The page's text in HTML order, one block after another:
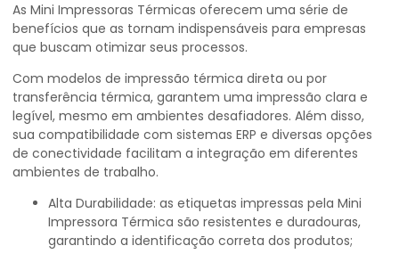
As Mini Impressoras Térmicas oferecem uma série de
benefícios que as tornam indispensáveis para empresas
que buscam otimizar seus processos.
Com modelos de impressão térmica direta ou por
transferência térmica, garantem uma impressão clara e
legível, mesmo em ambientes desafiadores. Além disso,
sua compatibilidade com sistemas ERP e diversas opções
de conectividade facilitam a integração em diferentes
ambientes de trabalho.
Alta Durabilidade: as etiquetas impressas pela Mini
Impressora Térmica são resistentes e duradouras,
garantindo a identificação correta dos produtos;